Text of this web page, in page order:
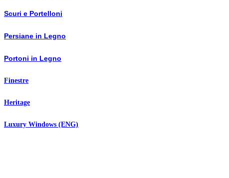
Scuri e Portelloni
Persiane in Legno
Portoni in Legno
Finestre
Heritage
Luxury Windows (ENG)